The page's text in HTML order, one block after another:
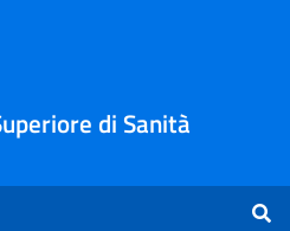
di Sanità